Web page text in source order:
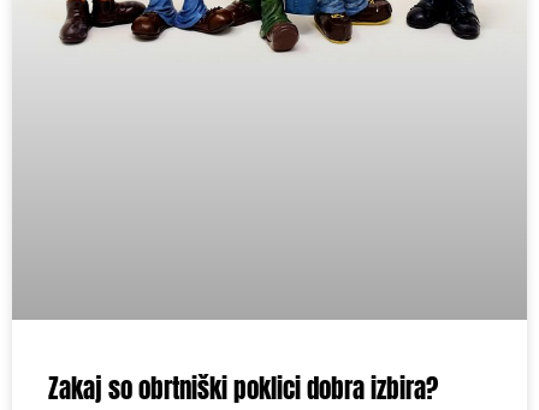
Zakaj so obrtniški poklici dobra izbira?